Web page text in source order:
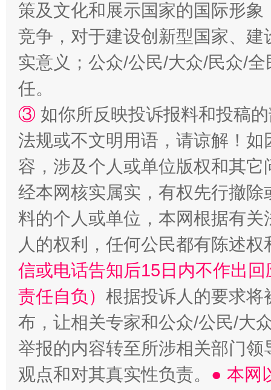
扯下公款旅游的“隐身衣” 如何以
“蜀中异人”王建安的艺术幻境
策及文化和展示国家的国际形
竞争，对于建设创新型国家、
实意义；公众/公民/大众/民众/
任。
③ 如你所反映投诉报料和投稿
法规或不文明用语，请谅解！
容，涉及个人或单位版权和其它
经本网核实属实，有权先行撤
料的个人或单位，本网根据有
人的权利，任何公民都有陈述
信或电话告知后15日内不作出
责任自负） 根据投诉人的要求将
布，让相关专家和公众/公民/大
举报的内容转至所涉相关部门
观点和对其真实性负责。 ● 本网